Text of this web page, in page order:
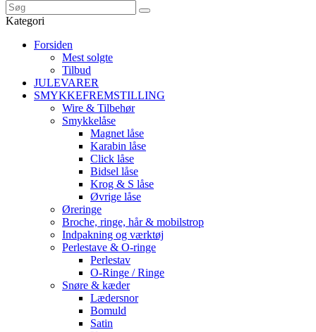
Kategori
Forsiden
Mest solgte
Tilbud
JULEVARER
SMYKKEFREMSTILLING
Wire & Tilbehør
Smykkelåse
Magnet låse
Karabin låse
Click låse
Bidsel låse
Krog & S låse
Øvrige låse
Øreringe
Broche, ringe, hår & mobilstrop
Indpakning og værktøj
Perlestave & O-ringe
Perlestav
O-Ringe / Ringe
Snøre & kæder
Lædersnor
Bomuld
Satin